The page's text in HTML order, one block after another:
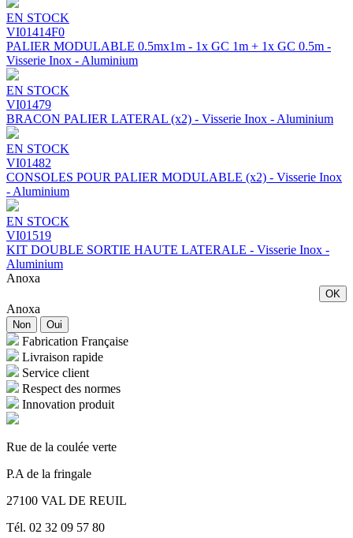
EN STOCK
VI01414F0
PALIER MODULABLE 0.5mx1m - 1x GC 1m + 1x GC 0.5m -
Visserie Inox - Aluminium
EN STOCK
VI01479
BRACON PALIER LATERAL (x2) - Visserie Inox - Aluminium
EN STOCK
VI01482
CONSOLES POUR PALIER MODULABLE (x2) - Visserie Inox
- Aluminium
EN STOCK
VI01519
KIT DOUBLE SORTIE HAUTE LATERALE - Visserie Inox -
Aluminium
Anoxa
OK
Anoxa
Non Oui
Fabrication Française
Livraison rapide
Service client
Respect des normes
Innovation produit
Rue de la coulée verte
P.A de la fringale
27100 VAL DE REUIL
Tél. 02 32 09 57 80